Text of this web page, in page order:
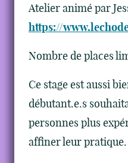
Atelier animé par
https://
Nombre de places
Ce stage est aussi
débutant.e.s
personnes plus
affiner leur pratique.